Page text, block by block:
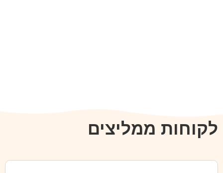
לקוחות ממליצים